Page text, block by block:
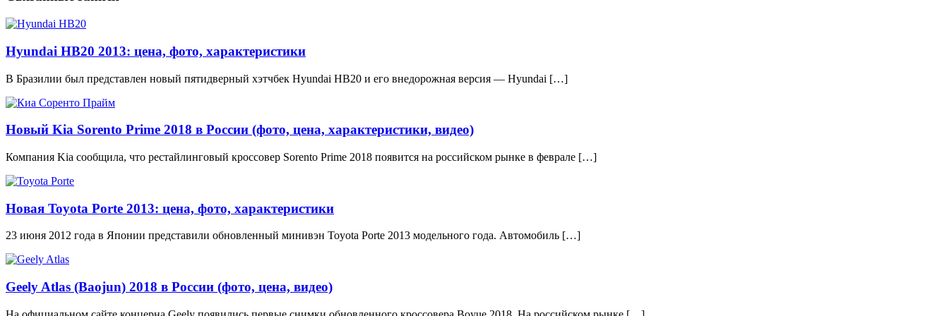
Hyundai HB20 2013: цена, фото, характеристики
В Бразилии был представлен новый пятидверный хэтчбек Hyundai HB20 и его внедорожная версия — Hyundai […]
Новый Kia Sorento Prime 2018 в России (фото, цена, характеристики, видео)
Компания Kia сообщила, что рестайлинговый кроссовер Sorento Prime 2018 появится на российском рынке в феврале […]
Новая Toyota Porte 2013: цена, фото, характеристики
23 июня 2012 года в Японии представили обновленный минивэн Toyota Porte 2013 модельного года. Автомобиль […]
Geely Atlas (Baojun) 2018 в России (фото, цена, видео)